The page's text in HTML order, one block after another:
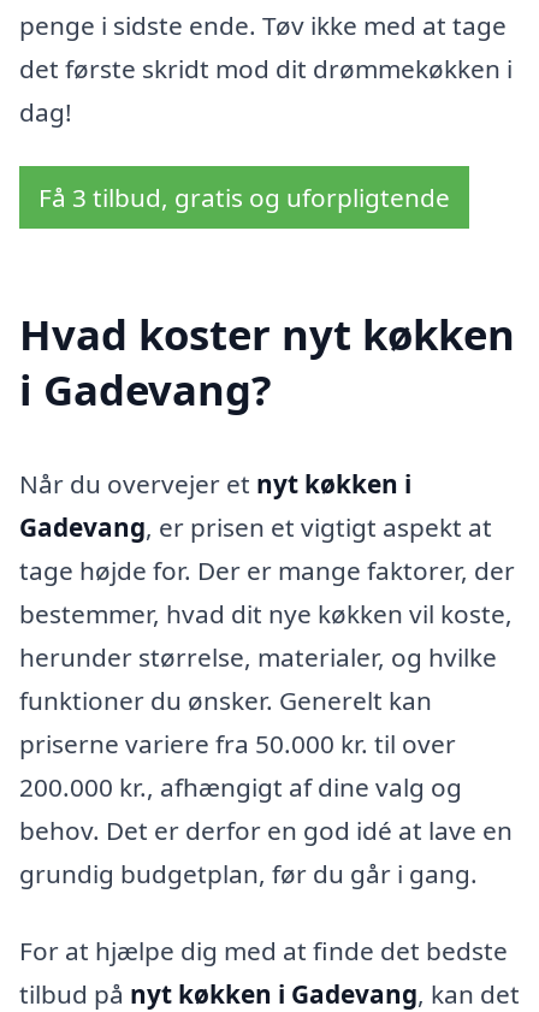
penge i sidste ende. Tøv ikke med at tage
det første skridt mod dit drømmekøkken i
dag!
Få 3 tilbud, gratis og uforpligtende
Hvad koster nyt køkken
i Gadevang?
Når du overvejer et nyt køkken i
Gadevang, er prisen et vigtigt aspekt at
tage højde for. Der er mange faktorer, der
bestemmer, hvad dit nye køkken vil koste,
herunder størrelse, materialer, og hvilke
funktioner du ønsker. Generelt kan
priserne variere fra 50.000 kr. til over
200.000 kr., afhængigt af dine valg og
behov. Det er derfor en god idé at lave en
grundig budgetplan, før du går i gang.
For at hjælpe dig med at finde det bedste
tilbud på nyt køkken i Gadevang, kan det